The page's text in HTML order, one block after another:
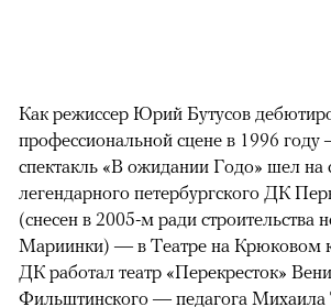
Как режиссер Юрий Бутусов
профессиональной сцене в 1996
спектакль «В ожидании Годо» шел на
легендарного петербургского ДК
(снесен в 2005-м ради строительства
Мариинки) — в Театре на Крюковом
ДК работал театр «Перекресток»
Фильштинского — педагога Михаила